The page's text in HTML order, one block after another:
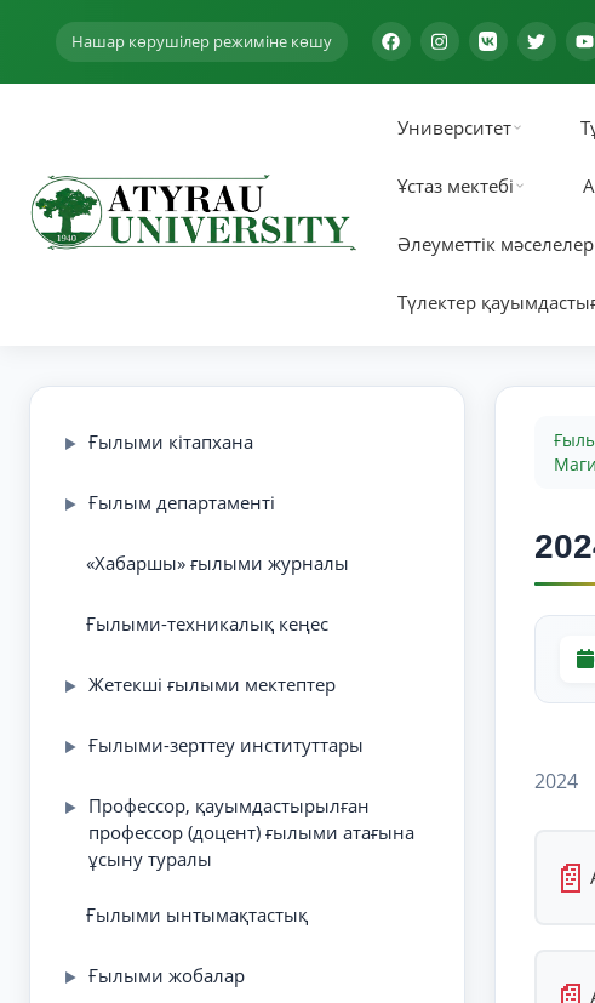
Нашар көрушілер режиміне көшу
Университет
Ұстаз мектебі
Әлеуметтік
Түлектер
▶ Ғылыми кітапхана
▶ Ғылым департаменті
«Хабаршы» ғылыми журналы
Ғылыми-техникалық кеңес
▶ Жетекші ғылыми мектептер
▶ Ғылыми-зерттеу институттары
▶
Профессор, қауымдастырылған
профессор (доцент) ғылыми атағына
ұсыну туралы
Ғылыми ынтымақтастық
▶ Ғылыми жобалар
2024
📄